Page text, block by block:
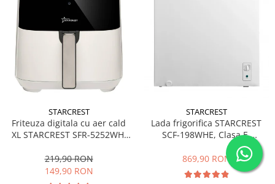
STARCREST
Friteuza digitala cu aer cald
XL STARCREST SFR-5252WH,
200 °C, 8 programe
predefinite, Alb
219,90 RON
149,90 RON
STARCREST
Lada frigorifica STARCREST
SCF-198WHE, Clasa E,
Capacitate 198L, Sistem
convertibil - functie frigider,
Termostat reglabil, Alb
869,90 RON